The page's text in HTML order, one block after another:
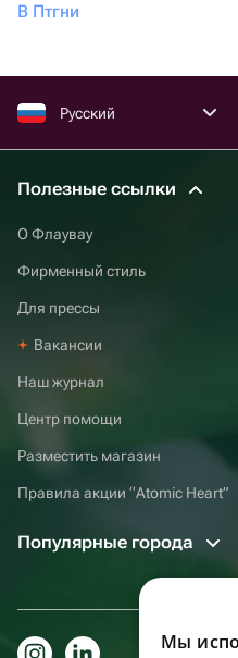
В Птгни
Русский
Полезные ссылки
О Флаувау
Фирменный стиль
Для прессы
Вакансии
Наш журнал
Центр помощи
Разместить магазин
Правила акции “Atomic Heart”
Популярные города
Мы